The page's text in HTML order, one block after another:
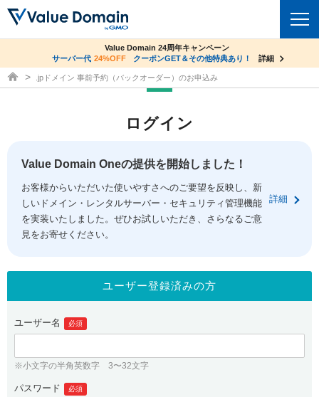
ドメイントップ
ドメイン移管
ドメイン価格一覧
ドメイン一括検索
.jpドメインオークション
gTLDオークション NEW!
.jpドメインバックオーダー
プレミアムドメイン
人気ドメインの種類
コアサーバー
バリューサーバー
XREA
セキュリティトップ
Value Domain ネットde診断
SSL証明書
サービストップ
お得意様割引
紹介制度
バリュードメインAPI
ドメイン・ホスティングOEM
facebook
ログイン
従来のバリュードメインをご利用希望の方
ユーザー登録
co.jpドメイン✕コアサーバーV2ビジネス応援キャンペーン
サーバー料金1年間無料
詳細
Value Domain 24周年キャンペーン
サーバー代 24%OFF クーポンGET＆その他特典あり！ 詳細
ドメイン取得ならバリュードメイン
.jpドメイン 事前予約（バックオーダー）のお申込み
ログイン
Value Domain Oneの提供を開始しました！
お客様からいただいた使いやすさへのご要望を反映し、新
しいドメイン・レンタルサーバー・セキュリティ管理機能
を実装いたしました。ぜひお試しいただき、さらなるご意
見をお寄せください。
詳細
ユーザー登録済みの方
ユーザー名 必須
※小文字の半角英数字 3〜32文字
パスワード 必須